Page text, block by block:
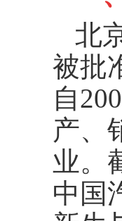
北
被批
自
产、
业。
中国